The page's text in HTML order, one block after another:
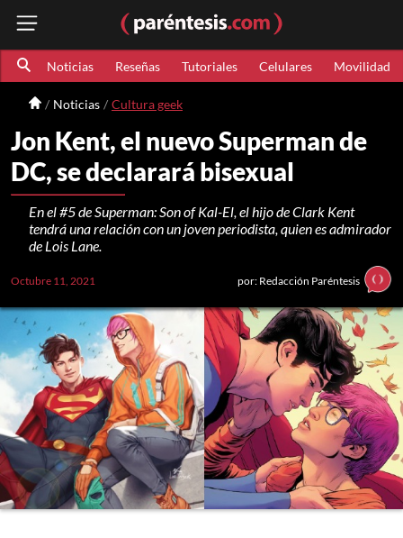
Noticias Reseñas Tutoriales Celulares Movilidad
Noticias Cultura geek
Jon Kent, el nuevo Superman de
DC, se declarará bisexual
En el #5 de Superman: Son of Kal-El, el hijo de Clark Kent
tendrá una relación con un joven periodista, quien es admirador
de Lois Lane.
Octubre 11, 2021 por: Redacción Paréntesis